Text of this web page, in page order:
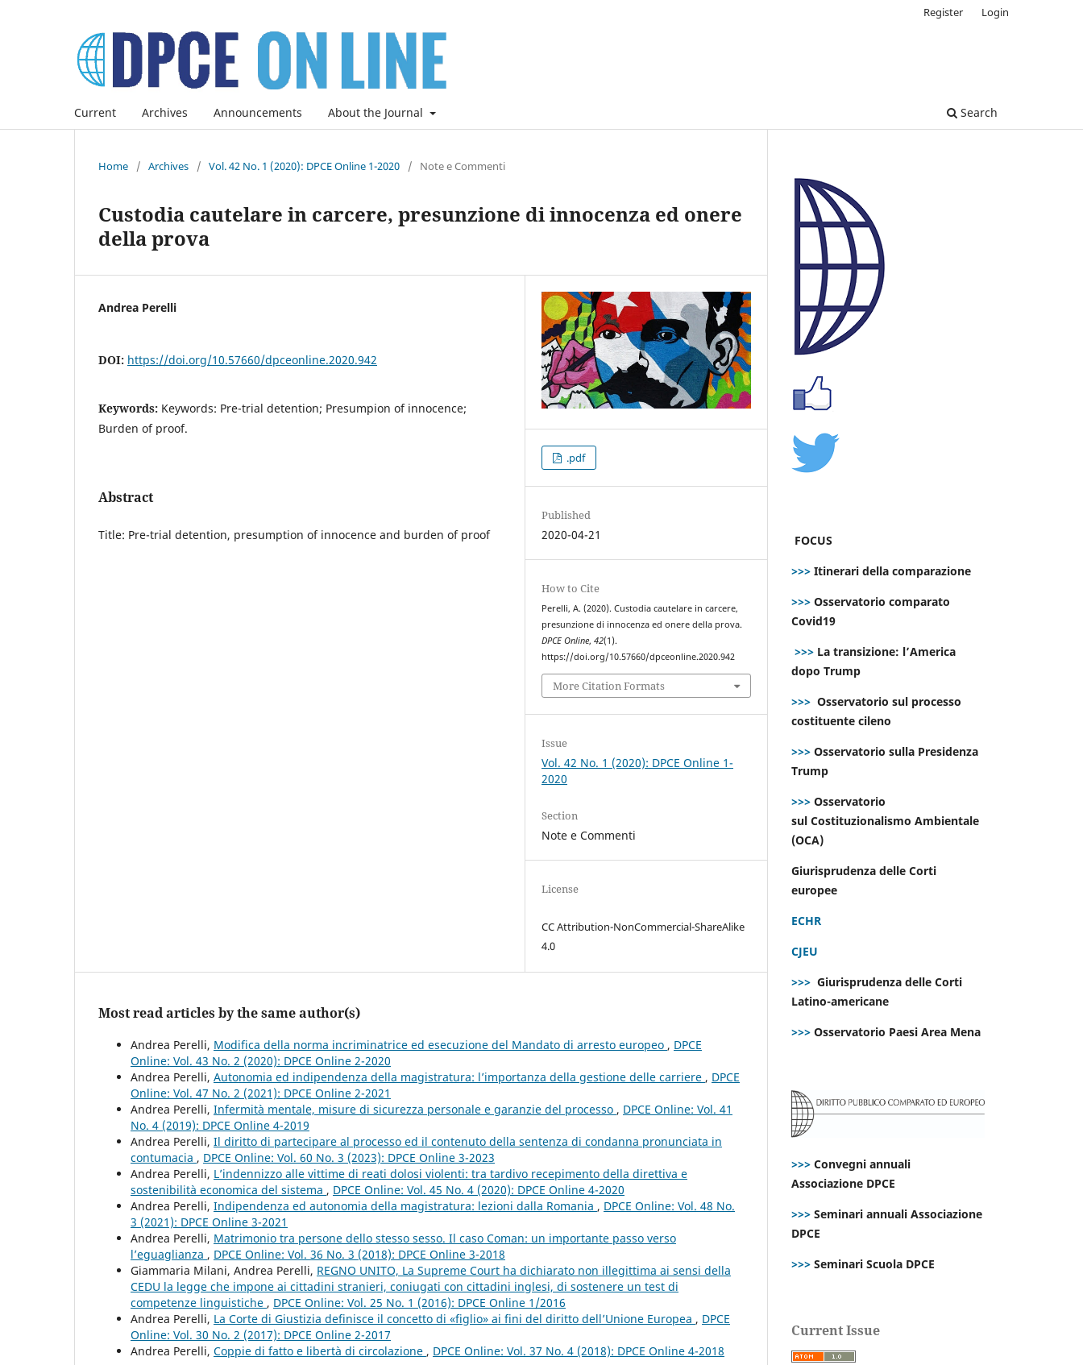
Current Archives Announcements About the Journal Search
Register Login
Home / Archives / Vol. 42 No. 1 (2020): DPCE Online 1-2020 / Note e Commenti
Custodia cautelare in carcere, presunzione di innocenza ed onere
della prova
Andrea Perelli
DOI: https://doi.org/10.57660/dpceonline.2020.942
Keywords: Keywords: Pre-trial detention; Presumpion of innocence;
Burden of proof.
Abstract
Title: Pre-trial detention, presumption of innocence and burden of proof
.pdf
Published
2020-04-21
How to Cite
Perelli, A. (2020). Custodia cautelare in carcere,
presunzione di innocenza ed onere della prova.
DPCE Online,42(1).
https://doi.org/10.57660/dpceonline.2020.942
More Citation Formats
Issue
Vol. 42 No. 1 (2020): DPCE Online 1-
2020
Section
Note e Commenti
License
CC Attribution-NonCommercial-ShareAlike
4.0
Most read articles by the same author(s)
Andrea Perelli, Modifica della norma incriminatrice ed esecuzione del Mandato di arresto europeo , DPCE
Online: Vol. 43 No. 2 (2020): DPCE Online 2-2020
Andrea Perelli, Autonomia ed indipendenza della magistratura: l’importanza della gestione delle carriere , DPCE
Online: Vol. 47 No. 2 (2021): DPCE Online 2-2021
Andrea Perelli, Infermità mentale, misure di sicurezza personale e garanzie del processo , DPCE Online: Vol. 41
No. 4 (2019): DPCE Online 4-2019
Andrea Perelli, Il diritto di partecipare al processo ed il contenuto della sentenza di condanna pronunciata in
contumacia , DPCE Online: Vol. 60 No. 3 (2023): DPCE Online 3-2023
Andrea Perelli, L’indennizzo alle vittime di reati dolosi violenti: tra tardivo recepimento della direttiva e
sostenibilità economica del sistema , DPCE Online: Vol. 45 No. 4 (2020): DPCE Online 4-2020
Andrea Perelli, Indipendenza ed autonomia della magistratura: lezioni dalla Romania , DPCE Online: Vol. 48 No.
3 (2021): DPCE Online 3-2021
Andrea Perelli, Matrimonio tra persone dello stesso sesso. Il caso Coman: un importante passo verso
l’eguaglianza , DPCE Online: Vol. 36 No. 3 (2018): DPCE Online 3-2018
Giammaria Milani, Andrea Perelli, REGNO UNITO, La Supreme Court ha dichiarato non illegittima ai sensi della
CEDU la legge che impone ai cittadini stranieri, coniugati con cittadini inglesi, di sostenere un test di
competenze linguistiche , DPCE Online: Vol. 25 No. 1 (2016): DPCE Online 1/2016
Andrea Perelli, La Corte di Giustizia definisce il concetto di «figlio» ai fini del diritto dell’Unione Europea , DPCE
Online: Vol. 30 No. 2 (2017): DPCE Online 2-2017
Andrea Perelli, Coppie di fatto e libertà di circolazione , DPCE Online: Vol. 37 No. 4 (2018): DPCE Online 4-2018
FOCUS
>>> Itinerari della comparazione
>>> Osservatorio comparato
Covid19
>>> La transizione: l’America
dopo Trump
>>> Osservatorio sul processo
costituente cileno
>>> Osservatorio sulla Presidenza
Trump
>>> Osservatorio
sul Costituzionalismo Ambientale
(OCA)
Giurisprudenza delle Corti
europee
ECHR
CJEU
>>> Giurisprudenza delle Corti
Latino-americane
>>> Osservatorio Paesi Area Mena
>>> Convegni annuali
Associazione DPCE
>>> Seminari annuali Associazione
DPCE
>>> Seminari Scuola DPCE
Current Issue